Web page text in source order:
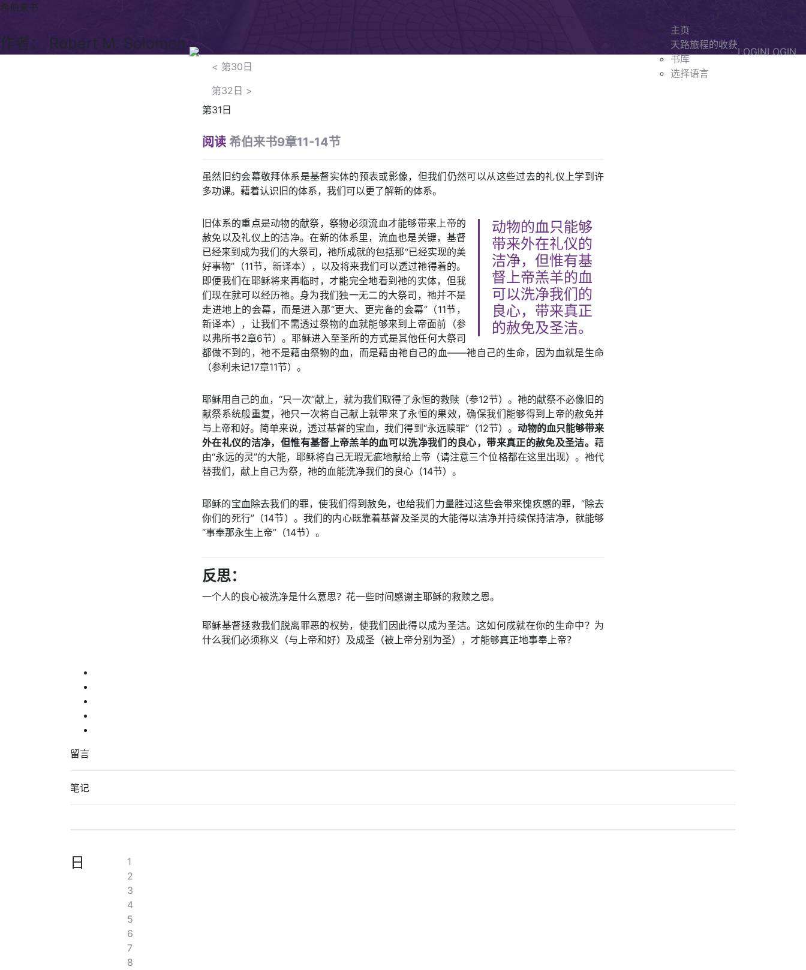
主页
天路旅程的收获
书库
选择语言
LOGINLOGIN
希伯来书
作者： Robert M. Solomon
< 第30日
第32日 >
第31日
阅读 希伯来书9章11-14节
虽然旧约会幕敬拜体系是基督实体的预表或影像，但我们仍然可以从这些过去的礼仪上学到许
多功课。藉着认识旧的体系，我们可以更了解新的体系。
动物的血只能够
带来外在礼仪的
洁净，但惟有基
督上帝羔羊的血
可以洗净我们的
良心，带来真正
的赦免及圣洁。
旧体系的重点是动物的献祭，祭物必须流血才能够带来上帝的
赦免以及礼仪上的洁净。在新的体系里，流血也是关键，基督
已经来到成为我们的大祭司，祂所成就的包括那“已经实现的美
好事物”（11节，新译本），以及将来我们可以透过祂得着的。
即便我们在耶稣将来再临时，才能完全地看到祂的实体，但我
们现在就可以经历祂。身为我们独一无二的大祭司，祂并不是
走进地上的会幕，而是进入那“更大、更完备的会幕”（11节，
新译本），让我们不需透过祭物的血就能够来到上帝面前（参
以弗所书2章6节）。耶稣进入至圣所的方式是其他任何大祭司
都做不到的，祂不是藉由祭物的血，而是藉由祂自己的血——祂自己的生命，因为血就是生命
（参利未记17章11节）。
耶稣用自己的血，“只一次”献上，就为我们取得了永恒的救赎（参12节）。祂的献祭不必像旧的
献祭系统般重复，祂只一次将自己献上就带来了永恒的果效，确保我们能够得到上帝的赦免并
与上帝和好。简单来说，透过基督的宝血，我们得到“永远赎罪”（12节）。 动物的血只能够带来
外在礼仪的洁净，但惟有基督上帝羔羊的血可以洗净我们的良心，带来真正的赦免及圣洁。 藉
由“永远的灵”的大能，耶稣将自己无瑕无疵地献给上帝（请注意三个位格都在这里出现）。祂代
替我们，献上自己为祭，祂的血能洗净我们的良心（14节）。
耶稣的宝血除去我们的罪，使我们得到赦免，也给我们力量胜过这些会带来愧疚感的罪，“除去
你们的死行”（14节）。我们的内心既靠着基督及圣灵的大能得以洁净并持续保持洁净，就能够
“事奉那永生上帝”（14节）。
反思：
一个人的良心被洗净是什么意思？花一些时间感谢主耶稣的救赎之恩。
耶稣基督拯救我们脱离罪恶的权势，使我们因此得以成为圣洁。这如何成就在你的生命中？为
什么我们必须称义（与上帝和好）及成圣（被上帝分别为圣），才能够真正地事奉上帝？
留言
笔记
日
1
2
3
4
5
6
7
8